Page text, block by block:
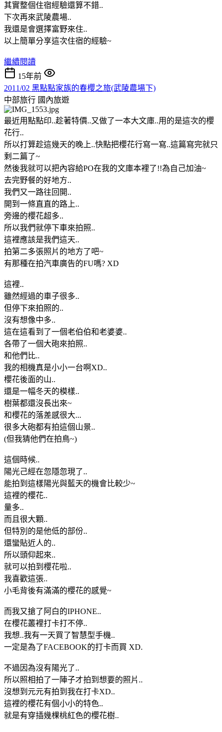
其實整個住宿經驗還算不錯..
下次再來武陵農場..
我還是會選擇富野來住..
以上簡單分享這次住宿的經驗~
繼續閱讀
15年前
2011/02 黑點點家族的春櫻之旅(武陵農場下)
中部旅行 國內旅遊
最近用點點印..趁著特價..又做了一本大文庫..用的是這次的櫻
花行..
所以打算趁這幾天的晚上..快點把櫻花行寫一寫..這篇寫完就只
剩二篇了~
然後我就可以把內容給PO在我的文庫本裡了!!為自己加油~
去完野餐的好地方..
我們又一路往回開..
開到一條直直的路上..
旁邊的櫻花超多..
所以我們就停下車來拍照..
這裡應該是我們這天..
拍第二多張照片的地方了吧~
有那種在拍汽車廣告的FU嗎? XD
這裡..
雖然經過的車子很多..
但停下來拍照的..
沒有想像中多..
這在這看到了一個老伯伯和老婆婆..
各帶了一個大砲來拍照..
和他們比..
我的相機真是小小一台啊XD..
櫻花後面的山..
還是一幅冬天的模樣..
樹葉都還沒長出來~
和櫻花的落差感很大...
很多大砲都有拍這個山景..
(但我猜他們在拍鳥~)
這個時候..
陽光己經在忽隱忽現了..
能拍到這樣陽光與藍天的機會比較少~
這裡的櫻花..
量多..
而且很大顆..
但特別的是他低的部份..
還蠻貼近人的..
所以頭仰起來..
就可以拍到櫻花啦..
我喜歡這張..
小毛背後有滿滿的櫻花的感覺~
而我又搶了阿白的IPHONE..
在櫻花叢裡打卡打不停..
我想..我有一天買了智慧型手機..
一定是為了FACEBOOK的打卡而買 XD.
不過因為沒有陽光了..
所以照相拍了一陣子才拍到想要的照片..
沒想到元元有拍到我在打卡XD..
這裡的櫻花有個小小的特色..
就是有穿插幾棵桃紅色的櫻花樹..